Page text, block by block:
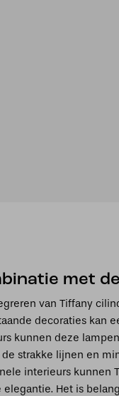
met
van Tiffany
decoraties kan
kunnen deze
strakke lijnen en
interieurs kunnen
Het is